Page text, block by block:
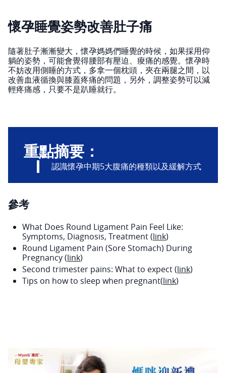
懷孕睡覺姿勢改善肚子痛
隨著肚子漸漸變大，懷孕媽媽們睡覺的時候，如果採用仰
躺的姿勢，可能會覺得腰部有壓迫、痠痛的感覺。懷孕時
不妨改用側睡的方式，多拿一個枕頭，夾在兩腿之間，以
改善血液循換與膝蓋疼痛的問題，另外，調整姿勢可以減
輕疼痛感，只要不是趴睡就行。
重點摘要：
認識懷孕中期5大腹痛的種類以及緩解方式
參考
What Does Round Ligament Pain Feel Like:
Symptoms, Diagnosis, Treatment (link)
Round Ligament Pain (Sore Stomach) During
Pregnancy (link)
Second trimester pains: What to expect (link)
Tips on how to sleep when pregnant(link)